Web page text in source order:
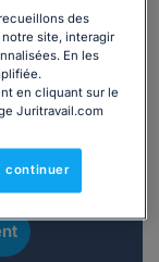
par
des
site, interagir
En les
en cliquant sur le
Juritravail.com
continuer